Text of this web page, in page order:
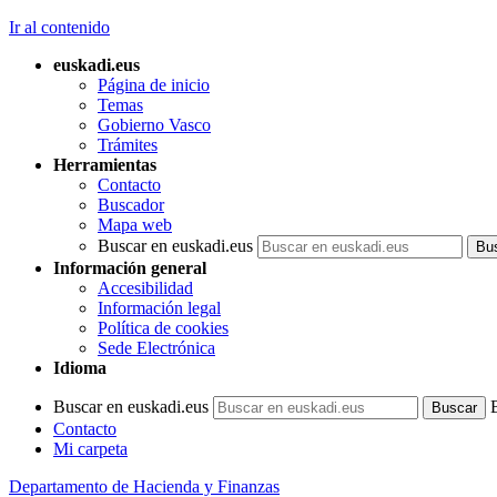
Ir al contenido
euskadi.eus
Página de inicio
Temas
Gobierno Vasco
Trámites
Herramientas
Contacto
Buscador
Mapa web
Buscar en euskadi.eus
Información general
Accesibilidad
Información legal
Política de cookies
Sede Electrónica
Idioma
Buscar en euskadi.eus
Contacto
Mi carpeta
Departamento de Hacienda y Finanzas